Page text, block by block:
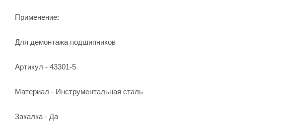
Применение:
Для демонтажа подшипников
Артикул - 43301-5
Материал - Инструментальная сталь
Закалка - Да